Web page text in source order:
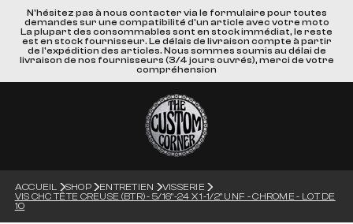
N'hésitez pas à nous contacter via le formulaire pour toutes
demandes sur une compatibilité d'un article avec votre moto
La plupart des consommables sont en stock immédiat, le reste
est en stock fournisseur. Le délais de livraison compte à partir
de l'expédition des articles. Nous sommes soumis au délai de
livraison de nos fournisseurs (3/4 jours ouvrés), merci de votre
compréhension
ACCUEIL SHOP ENTRETIEN
VISSERIE
VIS CHC TÊTE CREUSE (BTR) - 5/16"-24 X 1-1/2" UNF - CHROME - LOT DE
10